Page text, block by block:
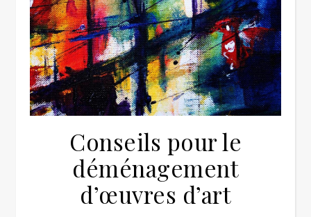
Conseils pour le
déménagement
d’œuvres d’art